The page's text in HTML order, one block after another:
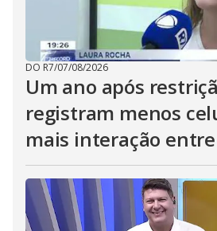
DO R7/07/08/2026
Um ano após
registram menos
mais interação